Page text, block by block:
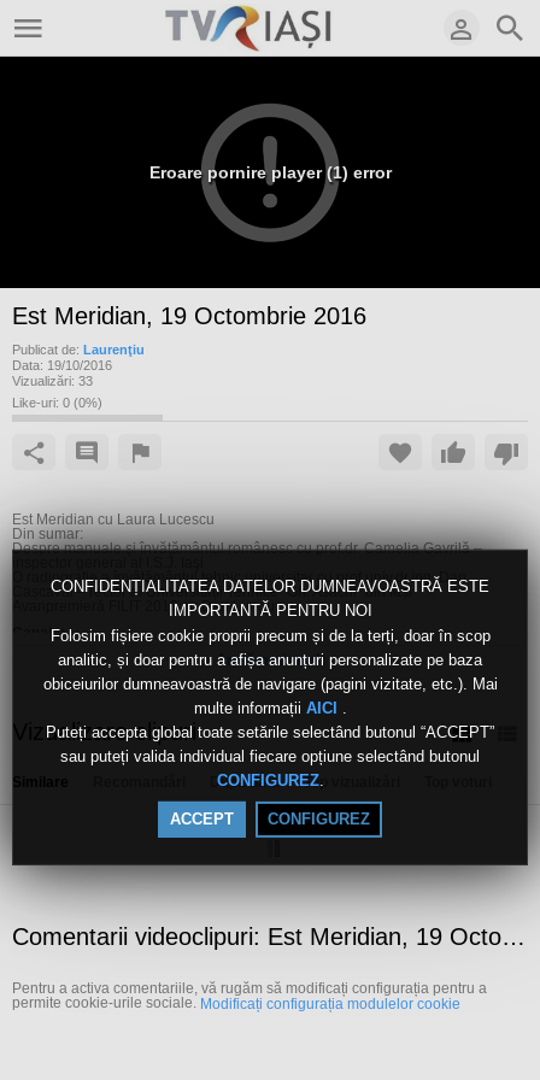
CONFIDENȚIALITATEA DATELOR DUMNEAVOASTRĂ ESTE
IMPORTANTĂ PENTRU NOI
Folosim fișiere cookie proprii precum și de la terți, doar în scop
analitic, și doar pentru a afișa anunțuri personalizate pe baza
obiceiurilor dumneavoastră de navigare (pagini vizitate, etc.). Mai
multe informații AICI
Puteți accepta global toate setările selectând butonul “ACCEPT”
sau puteți valida individual fiecare opțiune selectând butonul
CONFIGUREZ.
ACCEPT CONFIGUREZ
Eroare pornire player (1) error
Est Meridian, 19 Octombrie 2016
Publicat de: Laurenţiu
Data: 19/10/2016
Vizualizări: 33
Like-uri: 0 (0%)
Est Meridian cu Laura Lucescu
Din sumar:
Despre manuale și învățământul românesc cu prof.dr. Camelia Gavrilă –
O radiografie a învâțământul tehnic universitar cu prof.univ.dr.ing. Dan
Cașcaval – rector al Universității Tehnice “Gh. Asachi” din Iași
Avanpremieră FILIT 2016 cu Dan Lungu
Canale:
Etichete:
octombrie 2016
Arată mai mult
Vizualizare clipuri
După dată Top vizualizări
Comentarii videoclipuri: Est Meridian, 19 Octombrie 2016
Pentru a activa comentariile, vă rugăm să modificați configurația pentru a
permite cookie-urile sociale. Modificați configurația modulelor cookie